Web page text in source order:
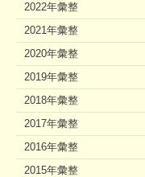
2022年彙整
2021年彙整
2020年彙整
2019年彙整
2018年彙整
2017年彙整
2016年彙整
2015年彙整